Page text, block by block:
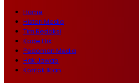
Home
Histori Media
Tim Redaksi
Kode Etik
Pedoman Media
Hak Jawab
Kontak Iklan